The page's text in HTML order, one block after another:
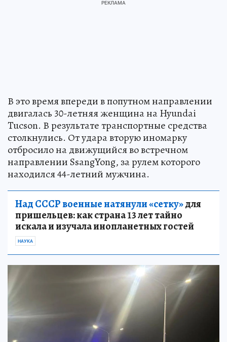
В это время впереди в попутном направлении
двигалась 30-летняя женщина на Hyundai
Tucson. В результате транспортные средства
столкнулись. От удара вторую иномарку
отбросило на движущийся во встречном
направлении SsangYong, за рулем которого
находился 44-летний мужчина.
Над СССР военные натянули «сетку»для
пришельцев: как страна 13 лет тайно
искала и изучала инопланетных гостей
НАУКА